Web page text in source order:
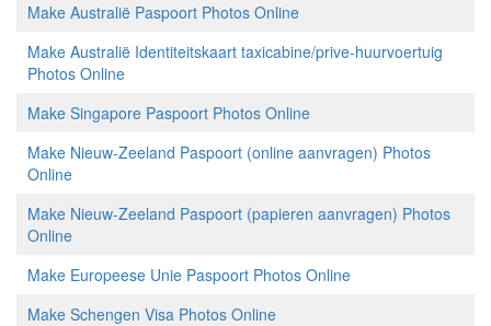
Make Australië Paspoort Photos Online
Make Australië Identiteitskaart taxicabine/prive-huurvoertuig
Photos Online
Make Singapore Paspoort Photos Online
Make Nieuw-Zeeland Paspoort (online aanvragen) Photos
Online
Make Nieuw-Zeeland Paspoort (papieren aanvragen) Photos
Online
Make Europeese Unie Paspoort Photos Online
Make Schengen Visa Photos Online